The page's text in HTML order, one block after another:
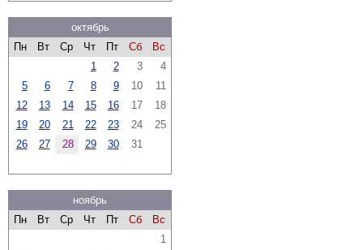
октябрь
Пн
Вт Ср Чт Пт Сб
Вс
1
2 3
4
5
6 7 8 9 10
11
12
13 14 15 16 17
18
19
20 21 22 23 24
25
26
27 28 29 30 31
ноябрь
Пн
Вт Ср Чт Пт Сб
Вс
1